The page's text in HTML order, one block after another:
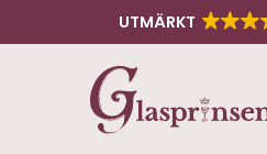
UTMÄRKT